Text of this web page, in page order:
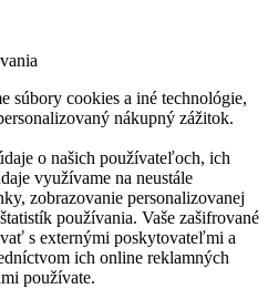
súbory cookies a iné technológie,
nákupný zážitok.
o našich používateľoch, ich
využívame na neustále
zobrazovanie personalizovanej
používania. Vaše zašifrované
s externými poskytovateľmi a
ich online reklamných
používate.